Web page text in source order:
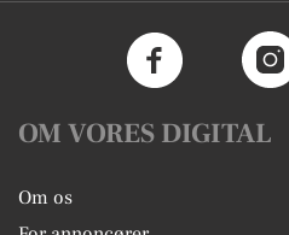
OM VORES DIGITAL
Om os